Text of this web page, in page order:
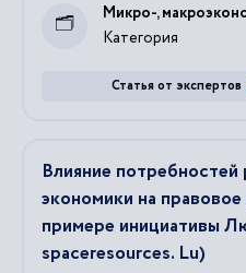
Категория
Микро-,
Статья от экспертов
Влияние
экономики на
примере инициативы
spaceresources. Lu)